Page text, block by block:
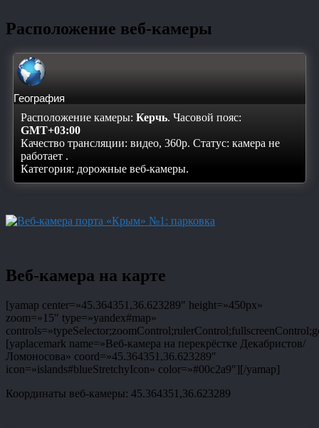
Расположение веб-камеры
География
Расположение камеры: Керчь. Часовой пояс:
GMT+03:00
Качество трансляции: видео, 360p. Статус: камера не
работает .
Категория: дорожные веб-камеры.
Веб-камера на карте
[yamap center=»45.364351,36.623289″ height=»450px»
zoom=»15″ type=»yandex#map»
[yaplacemark name=»Веб-камера на перекрёстке Декабристов/
Ломоносова» coord=»45.364351,36.623289″
icon=»islands#blueStretchyIcon» color=»#00c2a9″][/yamap]
Координаты веб-камеры: 45.364351,36.623289